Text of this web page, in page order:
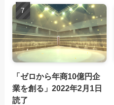
「ゼロから年商10億円企
業を創る」2022年2月1日
読了